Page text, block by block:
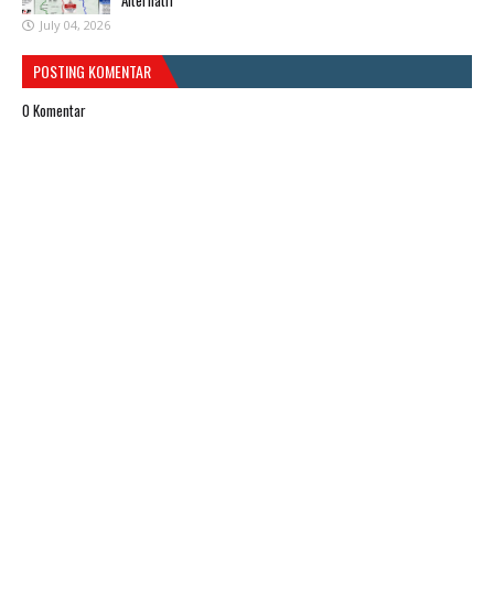
July 04, 2026
POSTING KOMENTAR
0 Komentar